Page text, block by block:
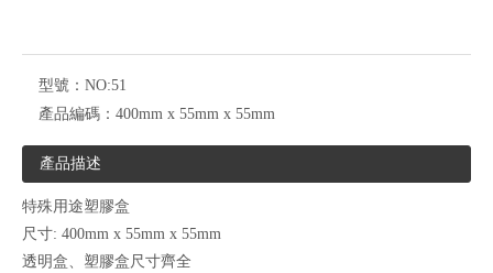
型號： NO:51
產品編碼： 400mm x 55mm x 55mm
產品描述
特殊用途塑膠盒
尺寸: 400mm x 55mm x 55mm
透明盒、塑膠盒尺寸齊全